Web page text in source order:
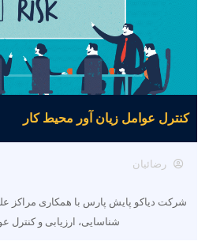
کنترل عوامل زیان آور محیط کار
رضائیان
شرکت دیاکو پایش پارس با همکاری مراکز
شناسایی، ارزیابی و کنترل